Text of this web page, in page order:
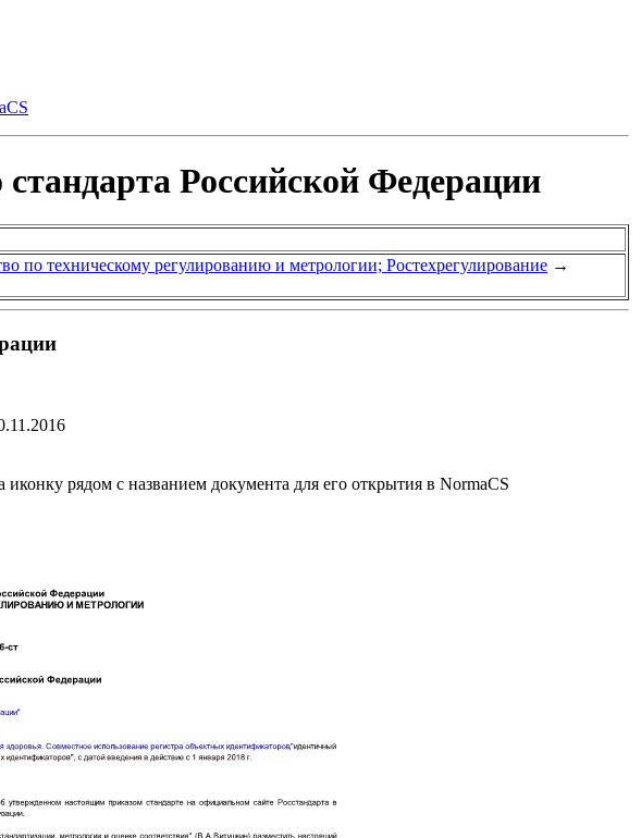
Российской Федерации
по техническому регулированию и метрологии; Ростехрегулирование →
рядом с названием документа для его открытия в NormaCS